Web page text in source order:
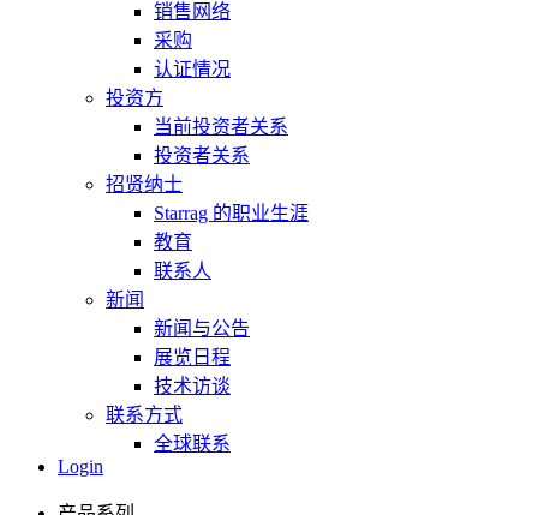
销售网络
采购
认证情况
投资方
当前投资者关系
投资者关系
招贤纳士
Starrag 的职业生涯
教育
联系人
新闻
新闻与公告
展览日程
技术访谈
联系方式
全球联系
Login